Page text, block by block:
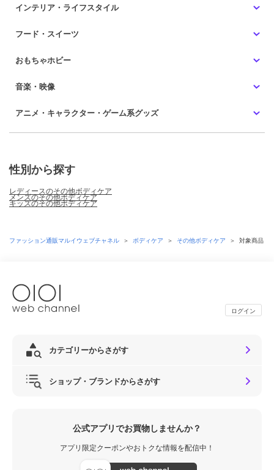
インテリア・ライフスタイル
フード・スイーツ
おもちゃホビー
音楽・映像
アニメ・キャラクター・ゲーム系グッズ
性別から探す
レディースのその他ボディケア
メンズのその他ボディケア
キッズのその他ボディケア
ファッション通販マルイウェブチャネル ＞ ボディケア ＞ その他ボディケア ＞ 対象商品
ログイン
カテゴリーからさがす
ショップ・ブランドからさがす
公式アプリでお買物しませんか？
アプリ限定クーポンやおトクな情報を配信中！